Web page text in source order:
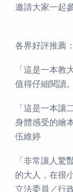
邀請大家一起
各界好評推薦：
「這是一本教
值得仔細閱讀
「這是一本讓
身體感受的繪
伍維婷
「非常讓人驚
的大人，在很
立法委員／行